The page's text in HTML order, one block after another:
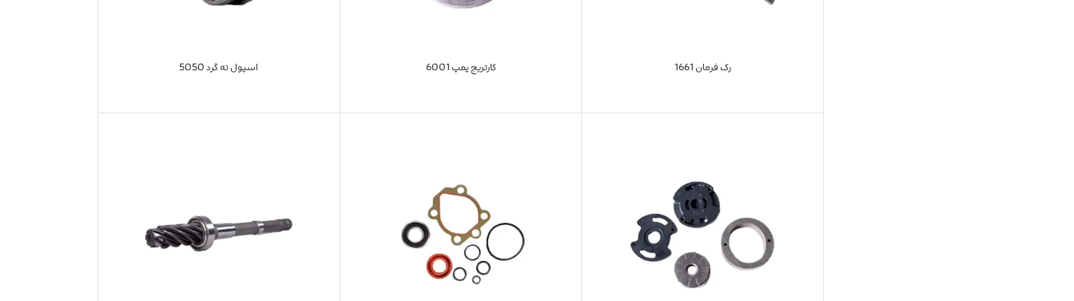
رک فرمان 1661 کارتریج پمپ 6001 اسپول ته گرد 5050